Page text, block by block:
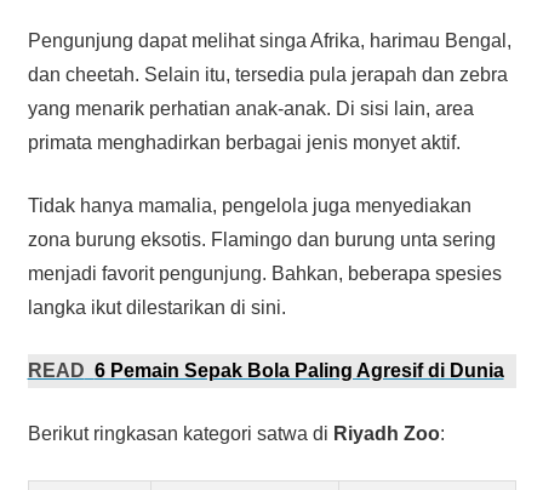
Pengunjung dapat melihat singa Afrika, harimau Bengal,
dan cheetah. Selain itu, tersedia pula jerapah dan zebra
yang menarik perhatian anak-anak. Di sisi lain, area
primata menghadirkan berbagai jenis monyet aktif.
Tidak hanya mamalia, pengelola juga menyediakan
zona burung eksotis. Flamingo dan burung unta sering
menjadi favorit pengunjung. Bahkan, beberapa spesies
langka ikut dilestarikan di sini.
READ 6 Pemain Sepak Bola Paling Agresif di Dunia
Berikut ringkasan kategori satwa di Riyadh Zoo: